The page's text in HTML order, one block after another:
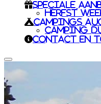
Speciale
Herfst
Campings
Camping
Contact en